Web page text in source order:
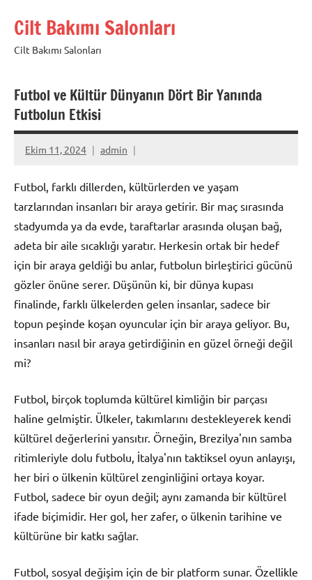
geçCilt Bakımı Salonları
Cilt Bakımı Salonları
Futbol ve Kültür Dünyanın Dört Bir Yanında
Futbolun Etkisi
Ekim 11, 2024 admin
Futbol, farklı dillerden, kültürlerden ve yaşam
tarzlarından insanları bir araya getirir. Bir maç sırasında
stadyumda ya da evde, taraftarlar arasında oluşan bağ,
adeta bir aile sıcaklığı yaratır. Herkesin ortak bir hedef
için bir araya geldiği bu anlar, futbolun birleştirici gücünü
gözler önüne serer. Düşünün ki, bir dünya kupası
finalinde, farklı ülkelerden gelen insanlar, sadece bir
topun peşinde koşan oyuncular için bir araya geliyor. Bu,
insanları nasıl bir araya getirdiğinin en güzel örneği değil
mi?
Futbol, birçok toplumda kültürel kimliğin bir parçası
haline gelmiştir. Ülkeler, takımlarını destekleyerek kendi
kültürel değerlerini yansıtır. Örneğin, Brezilya'nın samba
ritimleriyle dolu futbolu, İtalya'nın taktiksel oyun anlayışı,
her biri o ülkenin kültürel zenginliğini ortaya koyar.
Futbol, sadece bir oyun değil; aynı zamanda bir kültürel
ifade biçimidir. Her gol, her zafer, o ülkenin tarihine ve
kültürüne bir katkı sağlar.
Futbol, sosyal değişim için de bir platform sunar. Özellikle